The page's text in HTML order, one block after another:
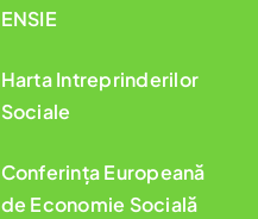
ENSIE
Harta Intreprinderilor
Sociale
Conferința Europeană
de Economie Socială